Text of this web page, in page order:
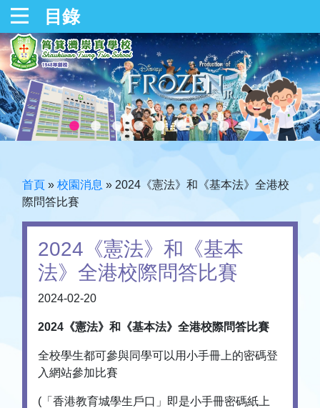
目錄
首頁 » 校園消息 » 2024《憲法》和《基本法》全港校
際問答比賽
2024《憲法》和《基本
法》全港校際問答比賽
2024-02-20
2024 《憲法》和《基本法》全港校際問答比賽
全校學生都可參與同學可以用小手冊上的密碼登
入網站參加比賽
(「香港教育城學生戶口」即是小手冊密碼紙上